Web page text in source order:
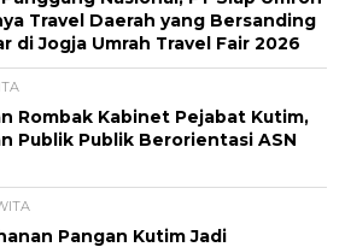
Travel Daerah yang Bersanding
di Jogja Umrah Travel Fair 2026
Rombak Kabinet Pejabat Kutim,
Publik Publik Berorientasi ASN
Pangan Kutim Jadi